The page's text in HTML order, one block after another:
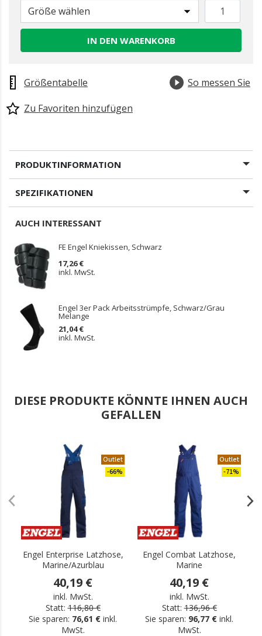
Größe wählen
IN DEN WARENKORB
Größentabelle
So messen Sie
Zu Favoriten hinzufügen
PRODUKTINFORMATION
SPEZIFIKATIONEN
AUCH INTERESSANT
FE Engel Kniekissen, Schwarz
17,26 €
inkl. MwSt.
Engel 3er Pack Arbeitsstrümpfe, Schwarz/Grau
Melange
21,04 €
inkl. MwSt.
DIESE PRODUKTE KÖNNTE IHNEN AUCH
GEFALLEN
Outlet
-66%
Engel Enterprise Latzhose,
Marine/Azurblau
40,19 €
inkl. MwSt.
Statt: 116,80 €
Sie sparen: 76,61 € inkl.
MwSt.
Outlet
-71%
Engel Combat Latzhose,
Marine
40,19 €
inkl. MwSt.
Statt: 136,96 €
Sie sparen: 96,77 € inkl.
MwSt.